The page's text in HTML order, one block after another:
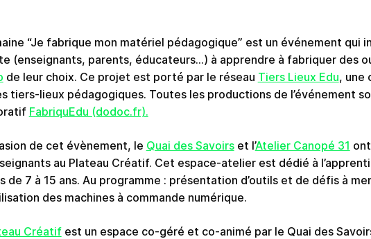
“Je fabrique mon matériel pédagogique” est un événement qui
(enseignants, parents, éducateurs…) à apprendre à fabriquer des
de leur choix. Ce projet est porté par le réseau Tiers Lieux Edu, une
tiers-lieux pédagogiques. Toutes les productions de l’événement
FabriquEdu (dodoc.fr).
de cet évènement, le Quai des Savoirset l’Atelier Canopé 31
au Plateau Créatif. Cet espace-atelier est dédié à
de 7 à 15 ans. Au programme : présentation d’outils et de défis à
des machines à commande numérique.
Créatifest un espace co-géré et co-animé par le Quai des